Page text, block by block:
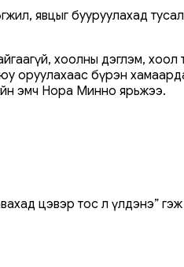
явцыг бууруулахад
хоолны дэглэм, хоол
оруулахаас бүрэн
эмч Нора Минно ярьжээ.
цэвэр тос л үлдэнэ”